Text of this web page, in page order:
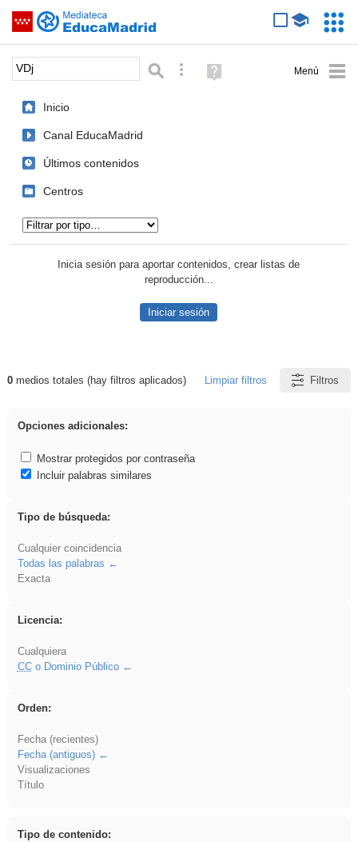
Saltar navegación
Palabra o frase: Búsqueda avanzada
Ayuda
(en
Inicio
Canal EducaMadrid
Últimos contenidos
Centros
Inicia sesión para aportar contenidos, crear listas de
reproducción...
Iniciar sesión
Resultados de: VDj
0medios totales (hay filtros aplicados) Limpiar filtros Filtros
Opciones adicionales:
Mostrar protegidos por contraseña
Incluir palabras similares
Tipo de búsqueda:
Cualquier coincidencia
Todas las palabras
Exacta
Licencia:
Cualquiera
CCo Dominio Público
Orden:
Fecha (recientes)
Fecha (antiguos)
Visualizaciones
Título
Tipo de contenido: